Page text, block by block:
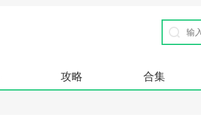
攻略 合集